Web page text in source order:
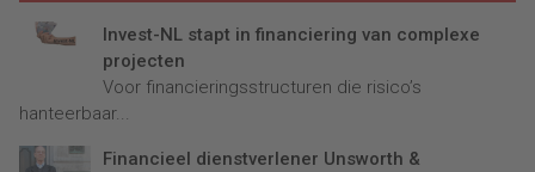
Invest-NL stapt in financiering van complexe
projecten
Voor financieringsstructuren die risico’s
hanteerbaar...
Financieel dienstverlener Unsworth &